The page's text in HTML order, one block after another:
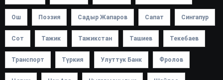
Ош Поэзия Садыр Жапаров Сапат Сингапур
Сот Тажик Тажикстан Ташиев Текебаев
Транспорт Түркия Улуттук Банк Фролов